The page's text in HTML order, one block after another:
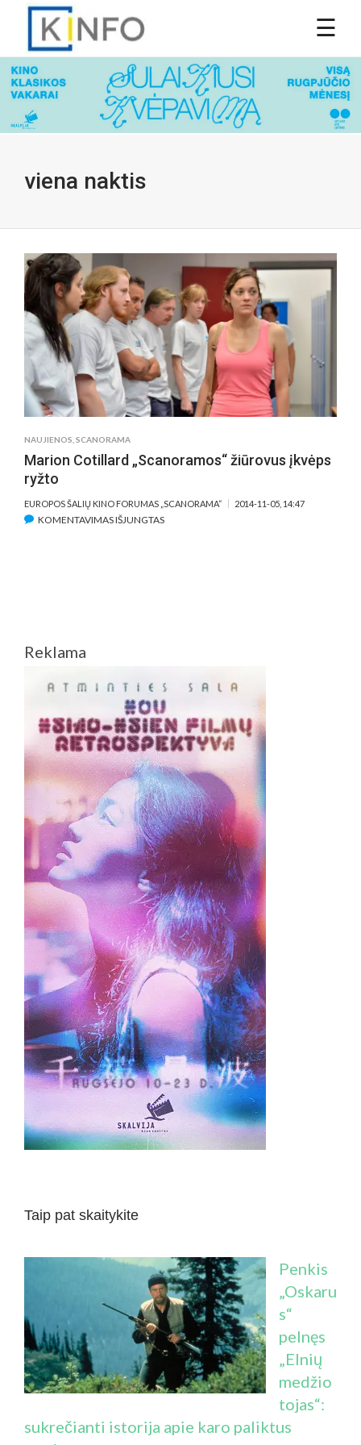
viena naktis
NAUJIENOS SCANORAMA
Marion Cotillard „Scanoramos“ žiūrovus įkvėps
ryžto
EUROPOS ŠALIŲ KINO FORUMAS „SCANORAMA“ 2014-11-05, 14:47
KOMENTAVIMAS IŠJUNGTASĮRAŠE
Reklama
Taip pat skaitykite
Penkis
„Oskaru
s“
pelnęs
„Elnių
medžio
tojas“:
sukrečianti istorija apie karo paliktus